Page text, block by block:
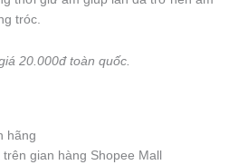
tróc.
20.000đ toàn quốc.
hãng
gian hàng Shopee Mall